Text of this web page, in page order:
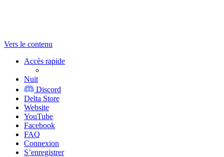
Vers le contenu
Accès rapide
Nuit
Discord
Delta Store
Website
YouTube
Facebook
FAQ
Connexion
S’enregistrer